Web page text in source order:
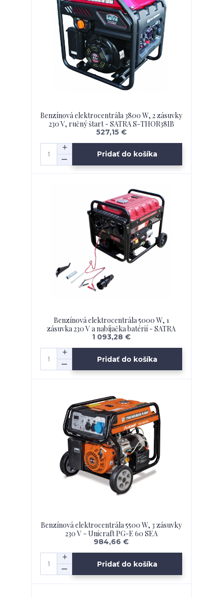
Benzínová elektrocentrála 3800 W, 2 zásuvky
230 V, ručný štart - SATRA S-THOR38IB
527,15 €
Pridať do košíka
Benzínová elektrocentrála 5000 W, 1
zásuvka 230 V a nabíjačka batérií - SATRA
1 093,28 €
Pridať do košíka
Benzínová elektrocentrála 5500 W, 3 zásuvky
230 V - Unicraft PG-E 60 SEA
984,66 €
Pridať do košíka